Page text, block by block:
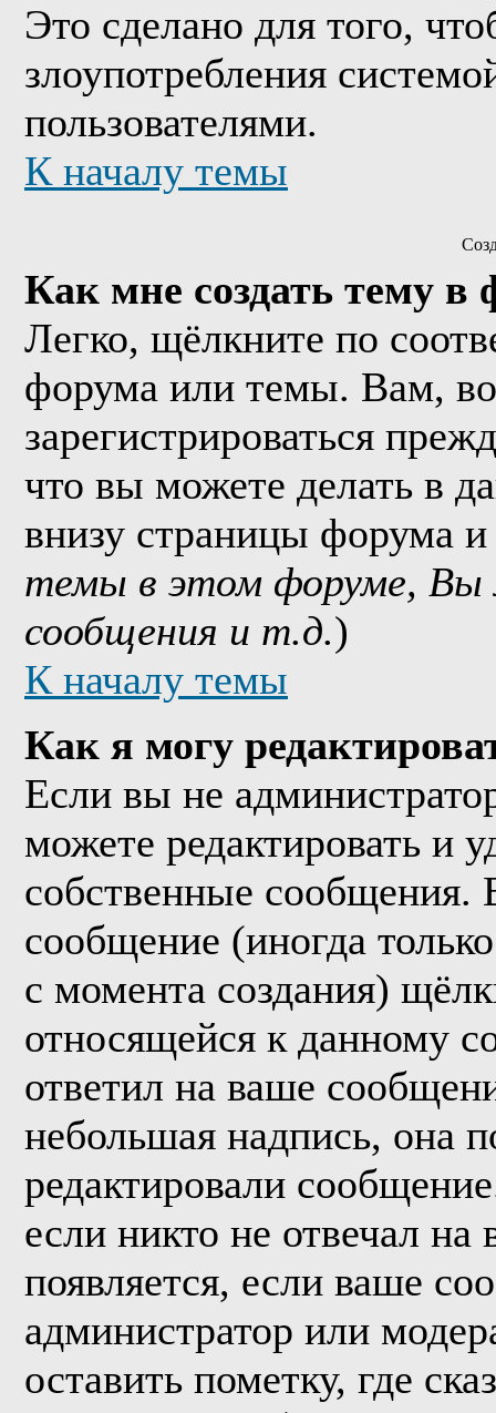
Это сделано для того,
злоупотребления
пользователями.
К началу темы
Как мне создать тему в
Легко, щёлкните по
форума или темы. Вам,
зарегистрироваться
что вы можете делать в
внизу страницы форума
темы в этом форуме,
сообщения и т.д.)
К началу темы
Как я могу
Если вы не
можете редактировать и
собственные сообщения.
сообщение (иногда
с момента создания)
относящейся к данному
ответил на ваше
небольшая надпись, она
редактировали
если никто не отвечал
появляется, если ваше
администратор или
оставить пометку, где